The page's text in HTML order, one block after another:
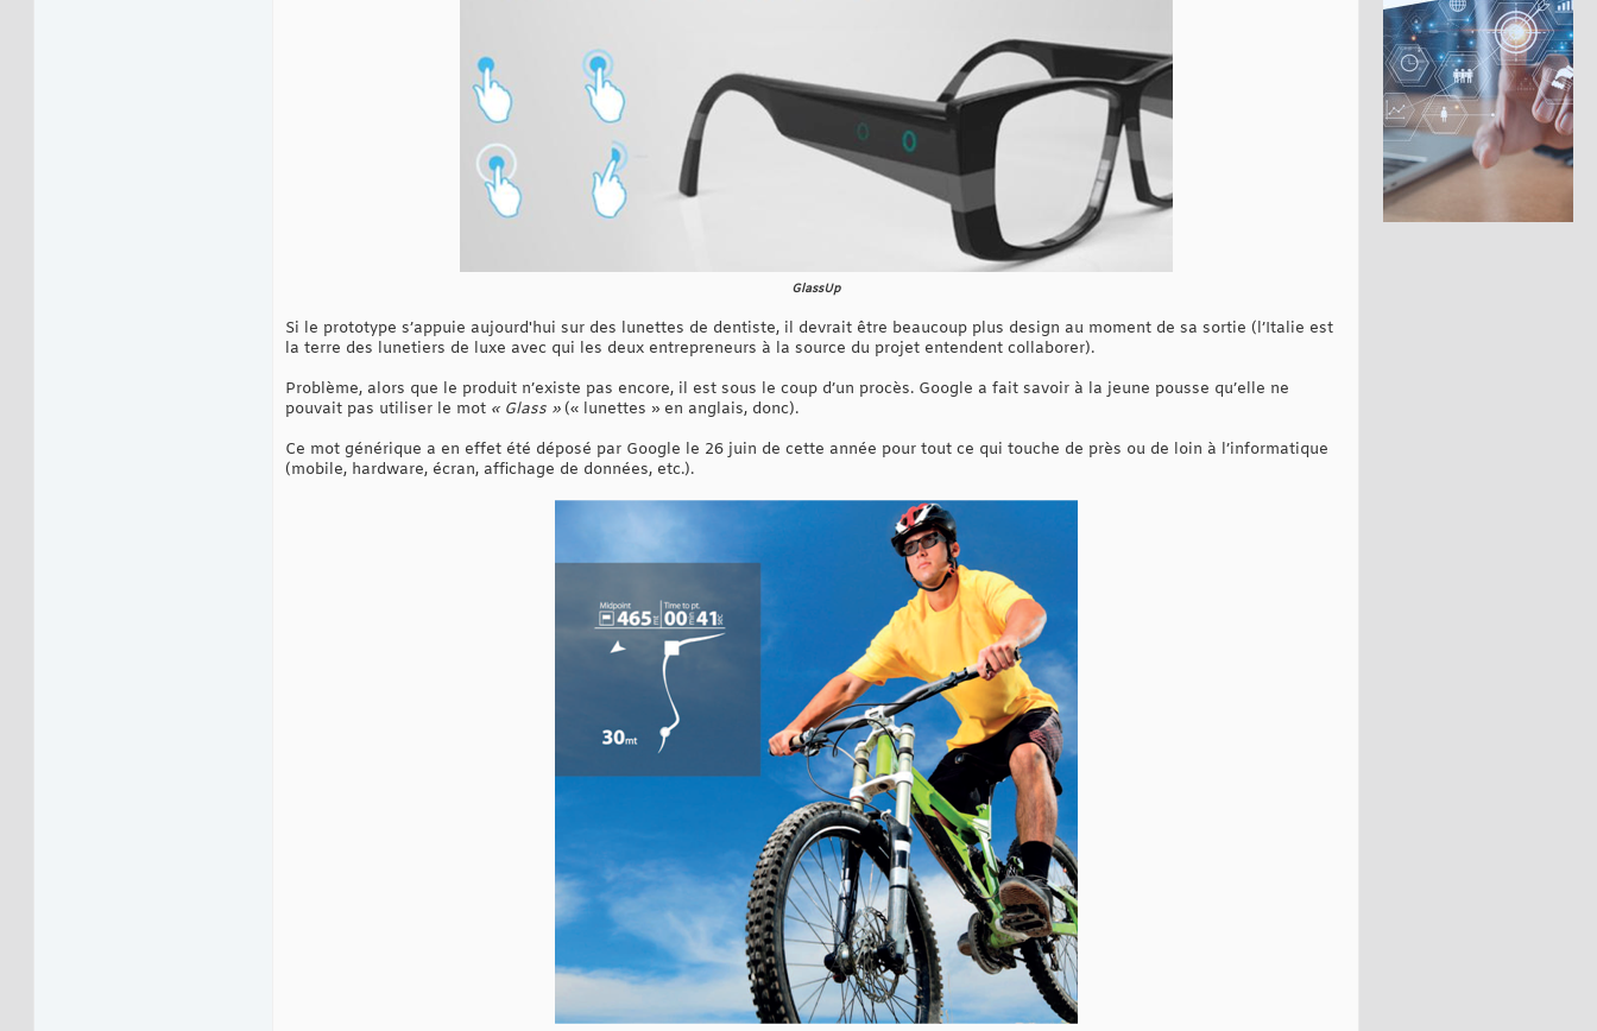
GlassUp
Si le prototype s’appuie aujourd'hui sur des lunettes de dentiste, il devrait être beaucoup plus design au moment de sa sortie (l’Italie est
la terre des lunetiers de luxe avec qui les deux entrepreneurs à la source du projet entendent collaborer).
Problème, alors que le produit n’existe pas encore, il est sous le coup d’un procès. Google a fait savoir à la jeune pousse qu’elle ne
pouvait pas utiliser le mot « Glass »(« lunettes » en anglais, donc).
Ce mot générique a en effet été déposé par Google le 26 juin de cette année pour tout ce qui touche de près ou de loin à l’informatique
(mobile, hardware, écran, affichage de données, etc.).